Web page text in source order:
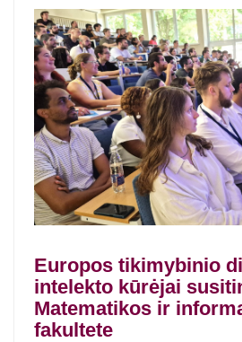
Europos tikimybinio
intelekto kūrėjai
Matematikos ir
fakultete